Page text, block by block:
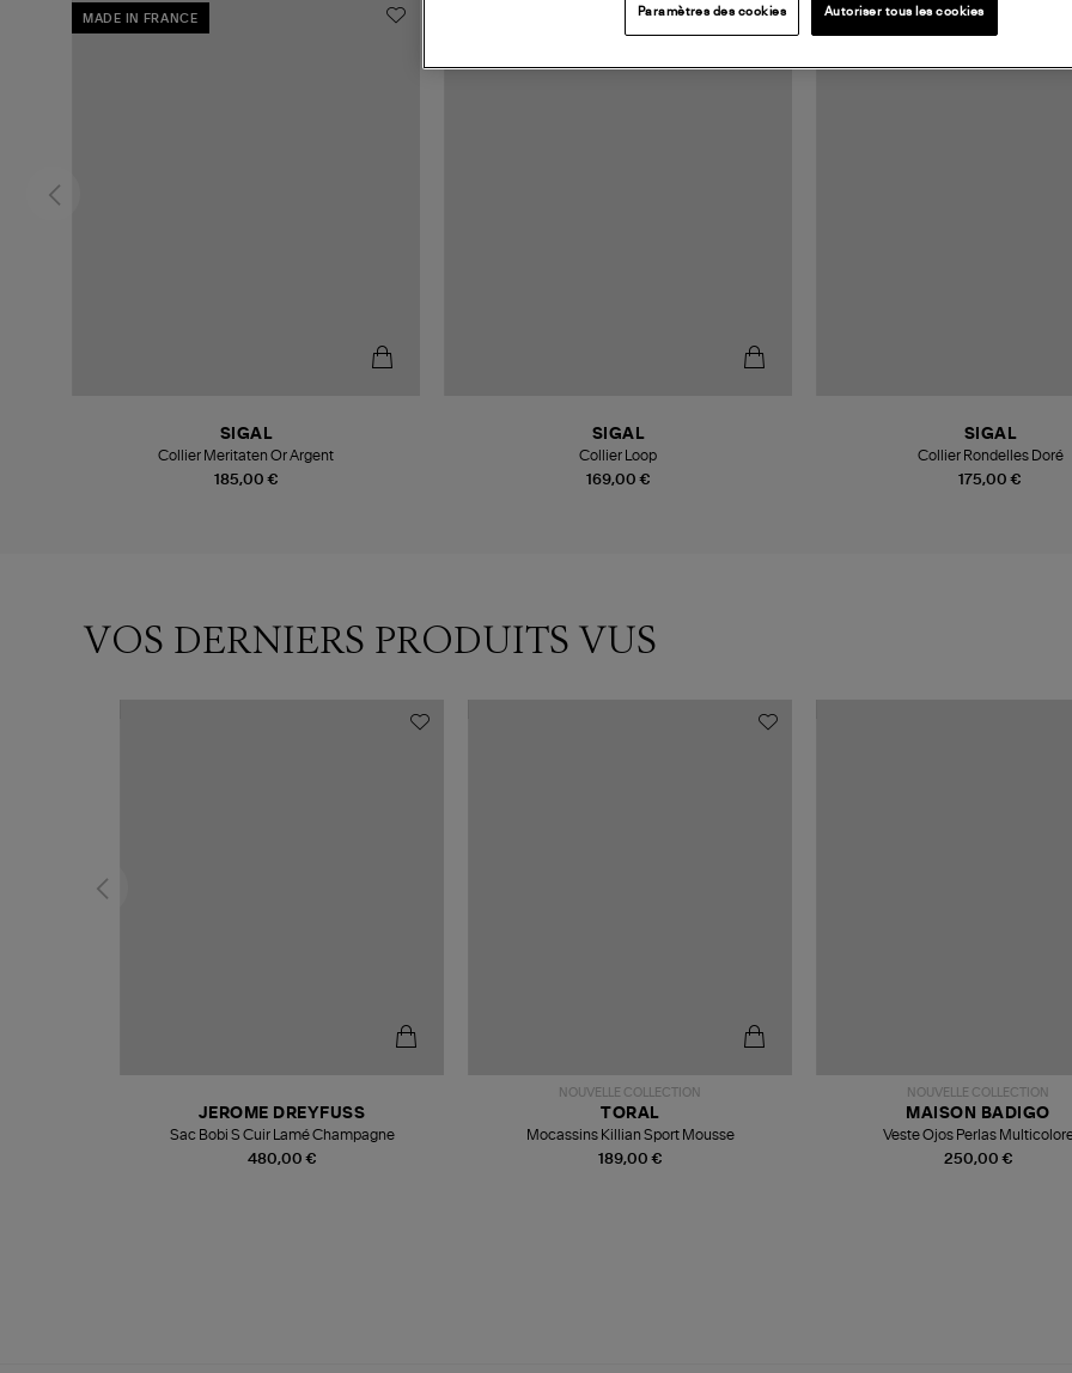
MADE IN FRANCE
185,00 €
SIGAL
Collier Meritaten Or Argent
169,00 €
SIGAL
Collier Loop
MADE IN FRANCE
175,00 €
SIGAL
Collier Rondelles Doré
VOS DERNIERS PRODUITS VUS
480,00 €
JEROME DREYFUSS
Sac Bobi S Cuir Lamé Champagne
NOUVELLE COLLECTION
189,00 €
TORAL
Mocassins Killian Sport Mousse
NOUVELLE COLLECTION
250,00 €
MAISON BADIGO
Veste Ojos Perlas
Paramètres des cookies Autoriser tous les cookies